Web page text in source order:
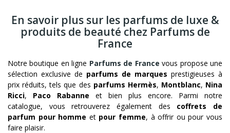
En savoir plus sur les parfums de luxe &
produits de beauté chez Parfums de
France
Notre boutique en ligne Parfums de France vous propose une
sélection exclusive de parfums de marques prestigieuses à
prix réduits, tels que des parfums Hermès, Montblanc, Nina
Ricci, Paco Rabanne et bien plus encore. Parmi notre
catalogue, vous retrouverez également des coffrets de
parfum pour homme et pour femme, à offrir ou pour vous
faire plaisir.